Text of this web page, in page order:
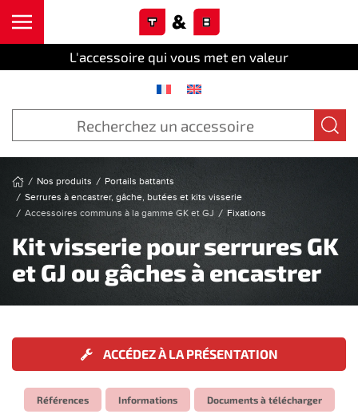
L'accessoire qui vous met en valeur
Nos produits
Portails battants
Serrures à encastrer, gâche, butées et kits visserie
Accessoires communs à la gamme GK et GJ
Fixations
Kit visserie pour serrures GK
et GJ ou gâches à encastrer
ACCÉDEZ À LA PRÉSENTATION
Références Informations Documents à télécharger
Cookies management panel